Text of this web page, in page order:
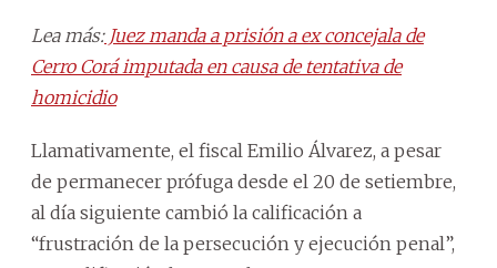
Lea más:Juez manda a prisión a ex concejala de
Cerro Corá imputada en causa de tentativa de
homicidio
Llamativamente, el fiscal Emilio Álvarez, a pesar
de permanecer prófuga desde el 20 de setiembre,
al día siguiente cambió la calificación a
“frustración de la persecución y ejecución penal”,